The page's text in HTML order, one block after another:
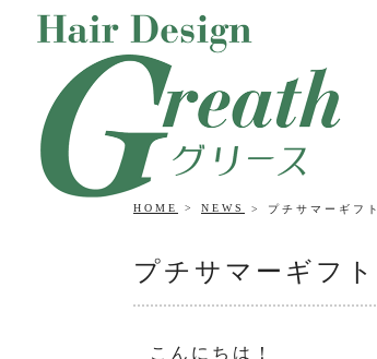
HOME NEWS プチサマーギフト
プチサマーギフト
こんにちは！